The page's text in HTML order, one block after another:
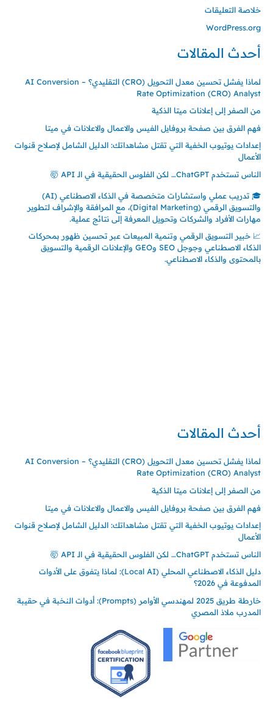
خلاصة التعليقات
WordPress.org
أحدث المقالات
لماذا يفشل تحسين معدل التحويل (CRO) التقليدي؟ – AI Conversion
Rate Optimization (CRO) Analyst
من الصفر إلى إعلانات ميتا الذكية
فهم الفرق بين صفحة بروفايل الفيس والاعمال والاعلانات في ميتا
إعدادات يوتيوب الخفية التي تقتل مشاهداتك: الدليل الشامل لإصلاح قنوات
الأعمال
الناس تستخدم ChatGPT… لكن الفلوس الحقيقية في الـ API 🤯
🎓 تدريب عملي واستشارات متخصصة في الذكاء الاصطناعي (AI)
والتسويق الرقمي (Digital Marketing)، مع المرافقة والإشراف لتطوير
مهارات الأفراد والشركات وتحويل المعرفة إلى نتائج عملية.
📈 خبير التسويق الرقمي وتنمية المبيعات عبر تحسين ظهور بمحركات
الذكاء الاصطناعي وجوجل SEO وGEO والإعلانات الرقمية والتسويق
بالمحتوى والذكاء الاصطناعي.
أحدث المقالات
لماذا يفشل تحسين معدل التحويل (CRO) التقليدي؟ – AI Conversion
Rate Optimization (CRO) Analyst
من الصفر إلى إعلانات ميتا الذكية
فهم الفرق بين صفحة بروفايل الفيس والاعمال والاعلانات في ميتا
إعدادات يوتيوب الخفية التي تقتل مشاهداتك: الدليل الشامل لإصلاح قنوات
الأعمال
الناس تستخدم ChatGPT… لكن الفلوس الحقيقية في الـ API 🤯
دليل الذكاء الاصطناعي المحلي (Local AI): لماذا يتفوق على الأدوات
المدفوعة في 2026؟
خارطة طريق 2025 لمهندسي الأوامر (Prompts): أدوات النخبة في حقيبة
المدرب ملاذ المصري